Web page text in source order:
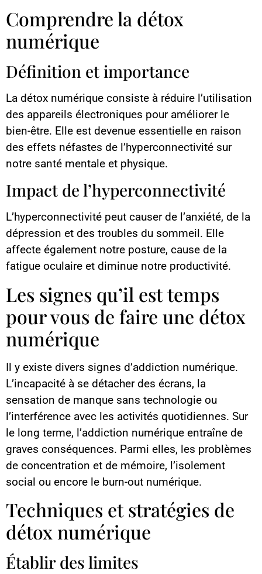
Comprendre la détox
numérique
Définition et importance
La détox numérique consiste à réduire l’utilisation
des appareils électroniques pour améliorer le
bien-être. Elle est devenue essentielle en raison
des effets néfastes de l’hyperconnectivité sur
notre santé mentale et physique.
Impact de l’hyperconnectivité
L’hyperconnectivité peut causer de l’anxiété, de la
dépression et des troubles du sommeil. Elle
affecte également notre posture, cause de la
fatigue oculaire et diminue notre productivité.
Les signes qu’il est temps
pour vous de faire une détox
numérique
Il y existe divers signes d’addiction numérique.
L’incapacité à se détacher des écrans, la
sensation de manque sans technologie ou
l’interférence avec les activités quotidiennes. Sur
le long terme, l’addiction numérique entraîne de
graves conséquences. Parmi elles, les problèmes
de concentration et de mémoire, l’isolement
social ou encore le burn-out numérique.
Techniques et stratégies de
détox numérique
Établir des limites